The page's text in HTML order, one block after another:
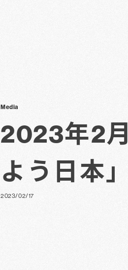
Media
2023年2
よう日本
2023/02/17